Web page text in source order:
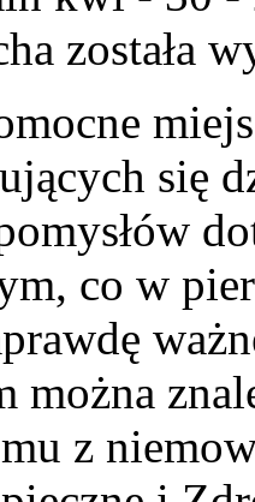
została
się
co w
z